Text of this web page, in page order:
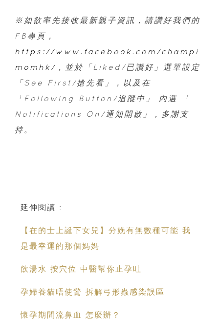
※如欲率先接收最新親子資訊， 請讚好我們的
FB專頁，
https://www.facebook.com/champi
momhk/ ，並於「Liked/已讚好」選單設定
「See First/搶先看」，以及在
「Following Button/追蹤中」 內選 「
Notifications On/通知開啟」，多謝支
持。
延伸閱讀 :
【在的士上誕下女兒】分娩有無數種可能 我
是最幸運的那個媽媽
飲湯水 按穴位 中醫幫你止孕吐
孕婦養貓唔使驚 拆解弓形蟲感染誤區
懷孕期間流鼻血 怎麼辦？